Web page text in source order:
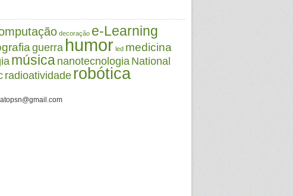
decoração e-Learning
guerra humor led medicina
música nanotecnologia National
radioatividade robótica